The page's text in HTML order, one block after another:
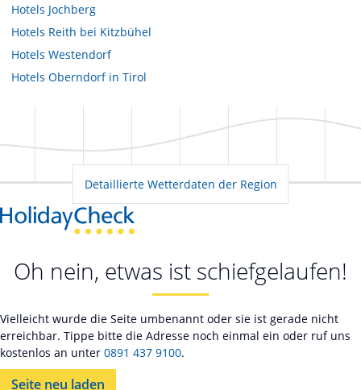
Hotels Jochberg
Hotels Reith bei Kitzbühel
Hotels Westendorf
Hotels Oberndorf in Tirol
Detaillierte Wetterdaten der Region
Oh nein, etwas ist schiefgelaufen!
Vielleicht wurde die Seite umbenannt oder sie ist gerade nicht
erreichbar. Tippe bitte die Adresse noch einmal ein oder ruf uns
kostenlos an unter 0891 437 9100.
Seite neu laden